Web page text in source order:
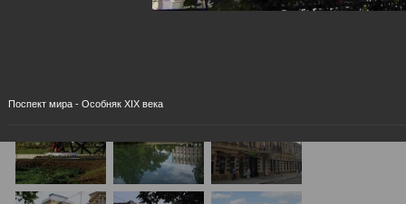
Поспект мира - Особняк XIX века